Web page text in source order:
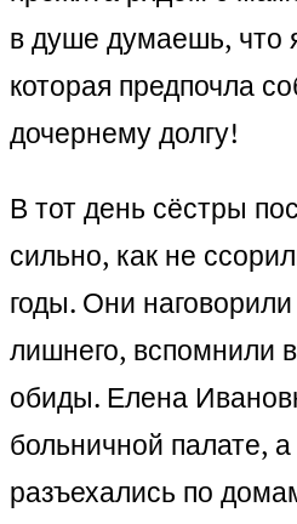
в душе думаешь, что
которая предпочла
дочернему долгу!
В тот день сёстры
сильно, как не
годы. Они наговорили
лишнего, вспомнили
обиды. Елена
больничной палате,
разъехались по